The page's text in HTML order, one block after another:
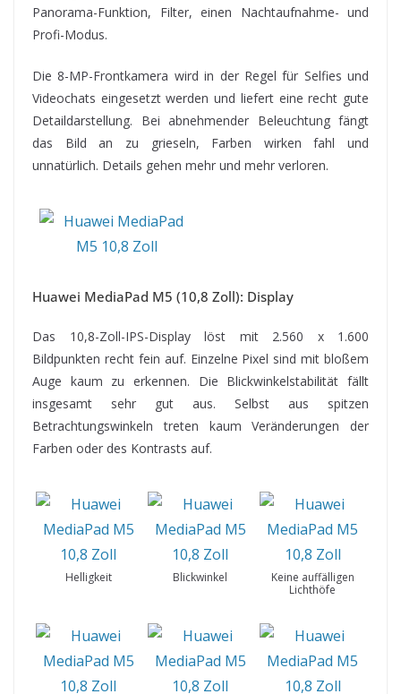
Panorama-Funktion, Filter, einen Nachtaufnahme- und
Profi-Modus.
Die 8-MP-Frontkamera wird in der Regel für Selfies und
Videochats eingesetzt werden und liefert eine recht gute
Detaildarstellung. Bei abnehmender Beleuchtung fängt
das Bild an zu grieseln, Farben wirken fahl und
unnatürlich. Details gehen mehr und mehr verloren.
Huawei MediaPad M5 (10,8 Zoll): Display
Das 10,8-Zoll-IPS-Display löst mit 2.560 x 1.600
Bildpunkten recht fein auf. Einzelne Pixel sind mit bloßem
Auge kaum zu erkennen. Die Blickwinkelstabilität fällt
insgesamt sehr gut aus. Selbst aus spitzen
Betrachtungswinkeln treten kaum Veränderungen der
Farben oder des Kontrasts auf.
Helligkeit Blickwinkel
Keine auffälligen
Lichthöfe